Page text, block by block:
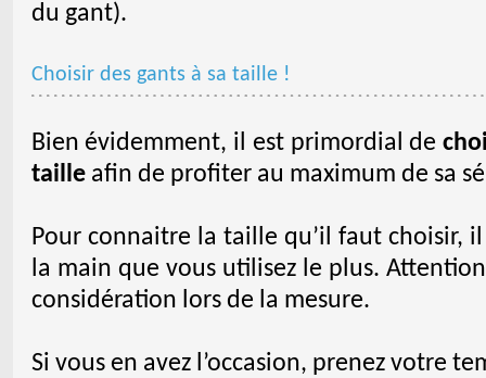
du gant).
Choisir des gants à sa taille !
Bien évidemment, il est primordial de
tailleafin de profiter au maximum de sa
Pour connaitre la taille qu’il faut choisir,
la main que vous utilisez le plus.
considération lors de la mesure.
Si vous en avez l’occasion, prenez votre